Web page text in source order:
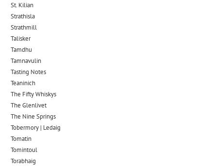
St. Kilian
Strathisla
Strathmill
Talisker
Tamdhu
Tamnavulin
Tasting Notes
Teaninich
The Fifty Whiskys
The Glenlivet
The Nine Springs
Tobermory | Ledaig
Tomatin
Tomintoul
Torabhaig